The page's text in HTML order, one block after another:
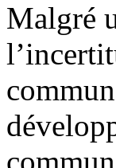
Malgré